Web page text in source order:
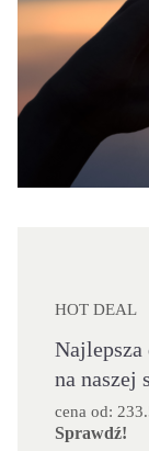
HOT DEAL
Najlepsza
na naszej
cena od:
Sprawdź!